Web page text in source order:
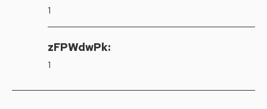
1
zFPWdwPk:
1